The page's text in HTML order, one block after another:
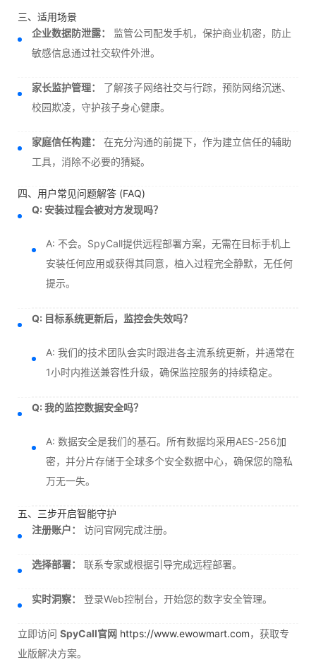
三、适用场景
企业数据防泄露：
监管公司配发手机，保护商业机密，防止
敏感信息通过社交软件外泄。
家长监护管理：
了解孩子网络社交与行踪，预防网络沉迷、
校园欺凌，守护孩子身心健康。
家庭信任构建：
在充分沟通的前提下，作为建立信任的辅助
工具，消除不必要的猜疑。
四、用户常见问题解答 (FAQ)
Q: 安装过程会被对方发现吗？
A: 不会。SpyCall提供远程部署方案，无需在目标手机上
安装任何应用或获得其同意，植入过程完全静默，无任何
提示。
Q: 目标系统更新后，监控会失效吗？
A: 我们的技术团队会实时跟进各主流系统更新，并通常在
1小时内推送兼容性升级，确保监控服务的持续稳定。
Q: 我的监控数据安全吗？
A: 数据安全是我们的基石。所有数据均采用AES-256加
密，并分片存储于全球多个安全数据中心，确保您的隐私
万无一失。
五、三步开启智能守护
注册账户：
访问官网完成注册。
选择部署： 联系专家或根据引导完成远程部署。
实时洞察： 登录Web控制台，开始您的数字安全管理。
立即访问 SpyCall官网 https://www.ewowmart.com，获取专
业版解决方案。